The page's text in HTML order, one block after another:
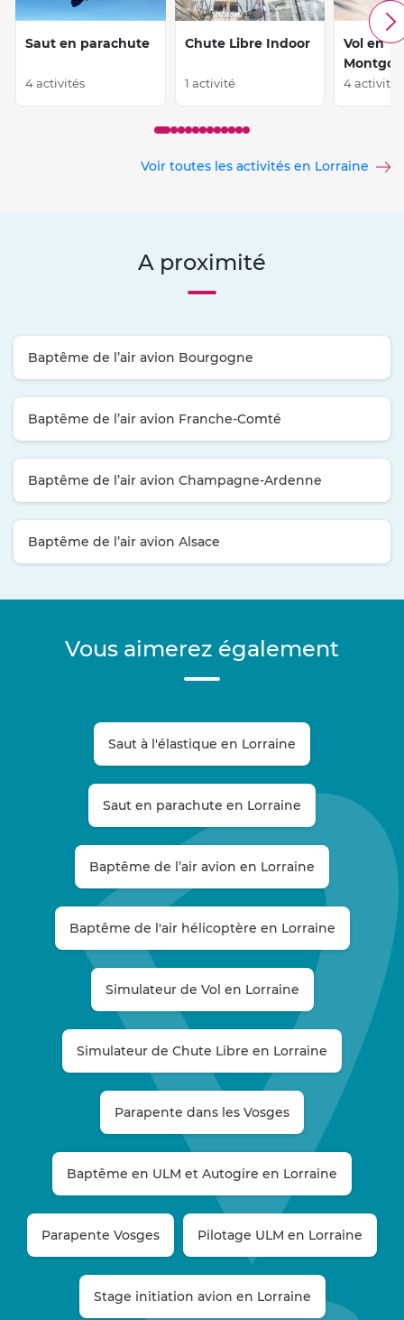
Saut en parachute
4 activités
Chute Libre Indoor
1 activité
Vol en
4 activités
Voir toutes les activités en Lorraine
A proximité
Baptême de l’air avion Bourgogne
Baptême de l’air avion Franche-Comté
Baptême de l’air avion Champagne-Ardenne
Baptême de l’air avion Alsace
Vous aimerez également
Saut à l'élastique en Lorraine
Saut en parachute en Lorraine
Baptême de l’air avion en Lorraine
Baptême de l'air hélicoptère en Lorraine
Simulateur de Vol en Lorraine
Simulateur de Chute Libre en Lorraine
Parapente dans les Vosges
Baptême en ULM et Autogire en Lorraine
Parapente Vosges Pilotage ULM en Lorraine
Stage initiation avion en Lorraine